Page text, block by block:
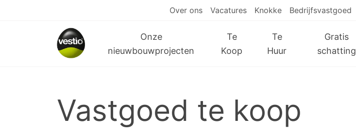
Over ons Vacatures Knokke Bedrijfsvastgoed
Onze
nieuwbouwprojecten
Te
Koop
Te
Huur
Gratis
schatting
Vastgoed te koop